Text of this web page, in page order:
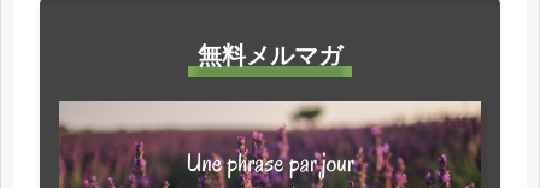
無料メルマガ